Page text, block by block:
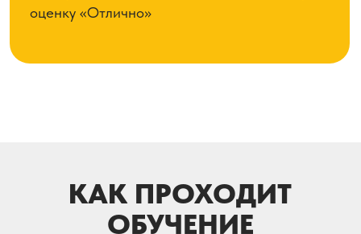
Отчёты родителям